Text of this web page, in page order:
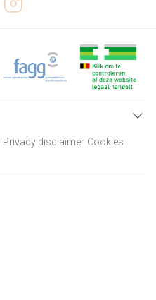
Privacy disclaimer Cookies